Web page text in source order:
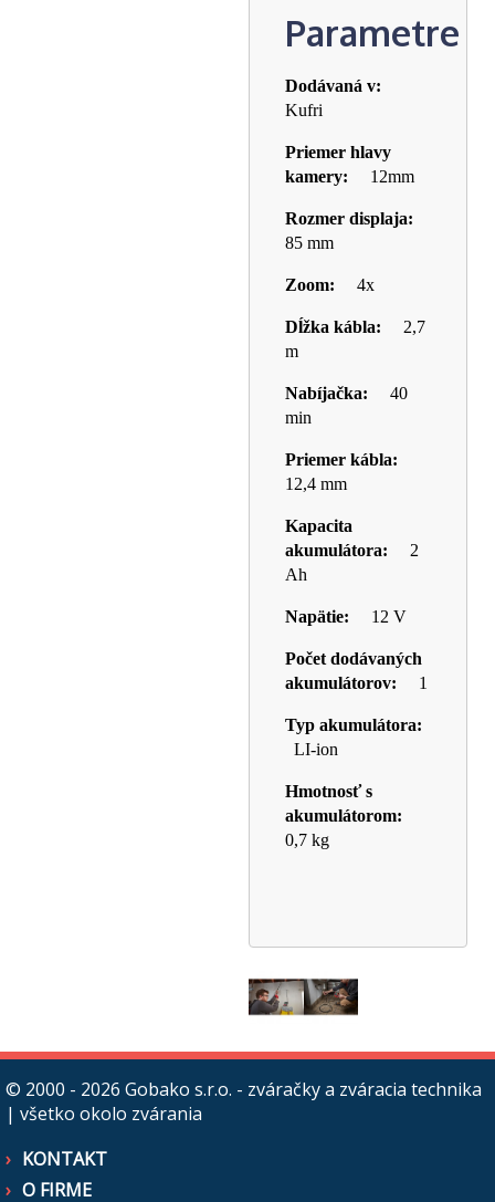
Parametre
Dodávaná v:
Kufri
Priemer hlavy
kamery:
12mm
Rozmer displaja:
85 mm
Zoom: 4x
Dĺžka kábla:
2,7
m
Nabíjačka: 40
min
Priemer kábla:
12,4 mm
Kapacita
akumulátora:
2
Ah
Napätie: 12 V
Počet dodávaných
akumulátorov:
1
Typ akumulátora:
LI-ion
Hmotnosť s
akumulátorom:
0,7 kg
© 2000 - 2026 Gobako s.r.o. - zváračky a zváracia technika
| všetko okolo zvárania
KONTAKT
O FIRME